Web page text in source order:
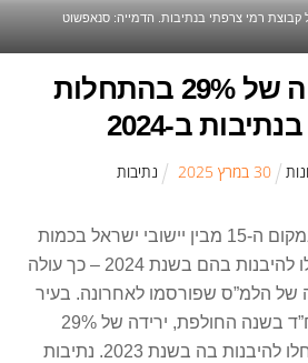
רמי צרפתי בנתיבות. הדמייה: סנאפשוט
למ”ס: צניחה של 29% בהתחלות
ב-2024
30 במרץ 2025 נתיבות
העיר נתיבות מדורגת במקום ה-15 מבין יישובי ישראל בכמות
הדירות החדשות שהחלו להיבנות בהם בשנת 2024 – כך עולה
של הלמ”ס שפורסמו לאחרונה. בעיר
החלו להיבנות 1,054 יח”ד בשנה החולפת, ירידה של 29%
לעומת 1,475 יח”ד שהחלו להיבנות בה בשנת 2023. נתיבות